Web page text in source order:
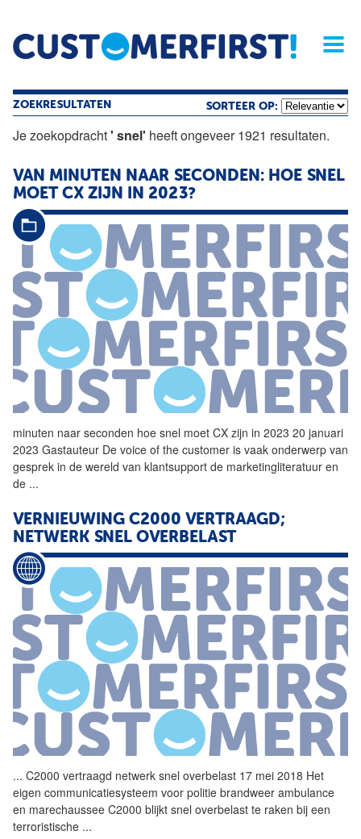
Home Opinie Archief
Magazine
ZOEKRESULTATEN SORTEER OP:
Je zoekopdracht' snel' heeft ongeveer 1921 resultaten.
VAN MINUTEN NAAR SECONDEN: HOE SNEL
MOET CX ZIJN IN 2023?
minuten naar seconden hoe snel moet CX zijn in 2023 20 januari
2023 Gastauteur De voice of the customer is vaak onderwerp van
gesprek in de wereld van klantsupport de marketingliteratuur en
de ...
VERNIEUWING C2000 VERTRAAGD;
NETWERK SNEL OVERBELAST
... C2000 vertraagd netwerk snel overbelast 17 mei 2018 Het
eigen communicatiesysteem voor politie brandweer ambulance
en marechaussee C2000 blijkt snel overbelast te raken bij een
terroristische ...